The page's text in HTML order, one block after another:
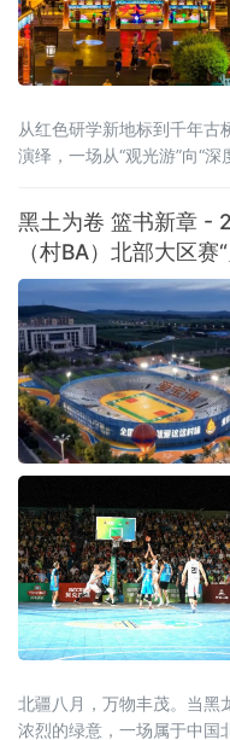
从红色研学新地标到千年古
演绎，一场从“观光游”向“深
黑土为卷 篮书新章 -
（村BA）北部大区赛
北疆八月，万物丰茂。当黑
浓烈的绿意，一场属于中国